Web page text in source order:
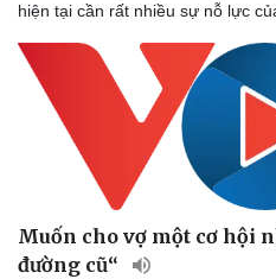
hiện tại cần rất nhiều sự nỗ lực
Muốn cho vợ một cơ hội
đường cũ“